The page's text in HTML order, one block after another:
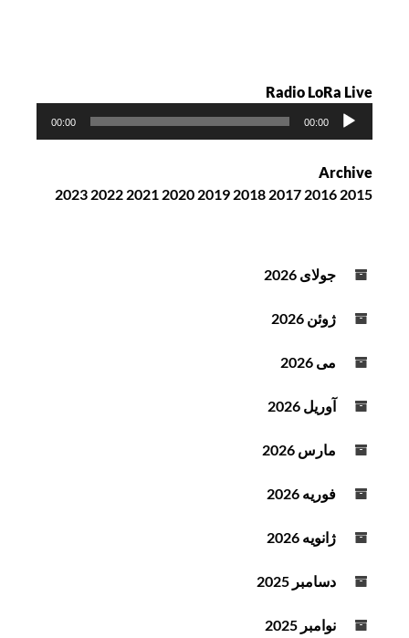
Radio LoRa Live
ک
ن
ه
و
00:00
00:00
Archive
2015
2016
2017
2018
2019
2020
2021
2022
2023
جولای 2026
ژوئن 2026
می 2026
آوریل 2026
مارس 2026
فوریه 2026
ژانویه 2026
دسامبر 2025
نوامبر 2025